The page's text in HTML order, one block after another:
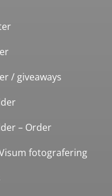
/ giveaways
– Order
fotografering